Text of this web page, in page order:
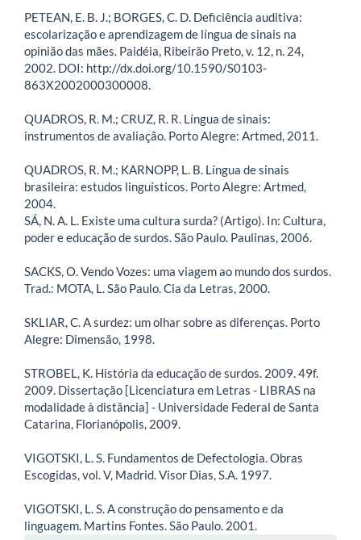
PETEAN, E. B. J.; BORGES, C. D. Deficiência auditiva:
escolarização e aprendizagem de língua de sinais na
opinião das mães. Paidéia, Ribeirão Preto, v. 12, n. 24,
2002. DOI: http://dx.doi.org/10.1590/S0103-
863X2002000300008.
QUADROS, R. M.; CRUZ, R. R. Língua de sinais:
instrumentos de avaliação. Porto Alegre: Artmed, 2011.
QUADROS, R. M.; KARNOPP, L. B. Língua de sinais
brasileira: estudos linguísticos. Porto Alegre: Artmed,
2004.
SÁ, N. A. L. Existe uma cultura surda? (Artigo). In: Cultura,
poder e educação de surdos. São Paulo. Paulinas, 2006.
SACKS, O. Vendo Vozes: uma viagem ao mundo dos surdos.
Trad.: MOTA, L. São Paulo. Cia da Letras, 2000.
SKLIAR, C. A surdez: um olhar sobre as diferenças. Porto
Alegre: Dimensão, 1998.
STROBEL, K. História da educação de surdos. 2009. 49f.
2009. Dissertação [Licenciatura em Letras - LIBRAS na
modalidade à distância] - Universidade Federal de Santa
Catarina, Florianópolis, 2009.
VIGOTSKI, L. S. Fundamentos de Defectologia. Obras
Escogidas, vol. V, Madrid. Visor Dias, S.A. 1997.
VIGOTSKI, L. S. A construção do pensamento e da
linguagem. Martins Fontes. São Paulo. 2001.